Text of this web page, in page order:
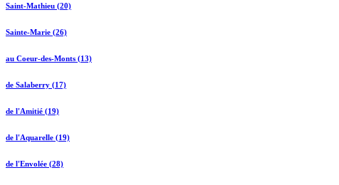
Saint-Mathieu (20)
Sainte-Marie (26)
au Coeur-des-Monts (13)
de Salaberry (17)
de l'Amitié (19)
de l'Aquarelle (19)
de l'Envolée (28)